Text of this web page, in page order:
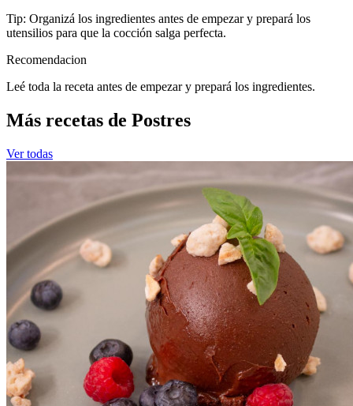
Tip: Organizá los ingredientes antes de empezar y prepará los
utensilios para que la cocción salga perfecta.
Recomendacion
Leé toda la receta antes de empezar y prepará los ingredientes.
Más recetas de Postres
Ver todas